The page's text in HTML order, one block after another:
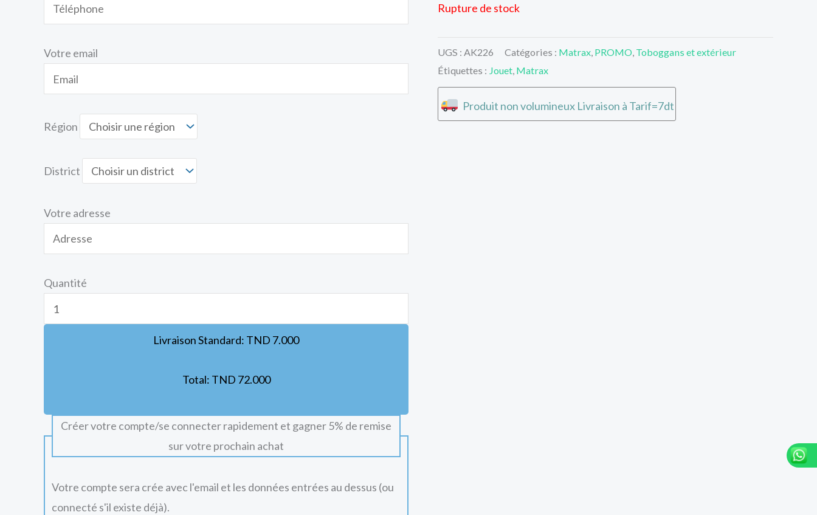
Votre email
Région
District
Votre adresse
Quantité
Livraison Standard: TND 7.000
Total: TND 72.000
Créer votre compte/se connecter rapidement et gagner 5% de remise
sur votre prochain achat
Votre compte sera crée avec l'email et les données entrées au dessus (ou
connecté s'il existe déjà).
Rupture de stock
UGS : AK226 Catégories : Matrax PROMO Toboggans et extérieur
Étiquettes : Jouet Matrax
Produit non volumineux Livraison à Tarif=7dt